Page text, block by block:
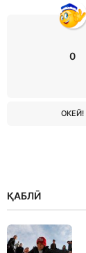
0
ОКЕЙ!
ҚАБЛӢ